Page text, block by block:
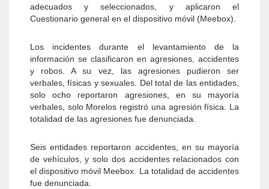
adecuados y seleccionados, y aplicaron el
Cuestionario general en el dispositivo móvil (Meebox).
Los incidentes durante el levantamiento de la
información se clasificaron en agresiones, accidentes
y robos. A su vez, las agresiones pudieron ser
verbales, físicas y sexuales. Del total de las entidades,
solo ocho reportaron agresiones, en su mayoría
verbales, solo Morelos registró una agresión física. La
totalidad de las agresiones fue denunciada.
Seis entidades reportaron accidentes, en su mayoría
de vehículos, y solo dos accidentes relacionados con
el dispositivo móvil Meebox. La totalidad de accidentes
fue denunciada.